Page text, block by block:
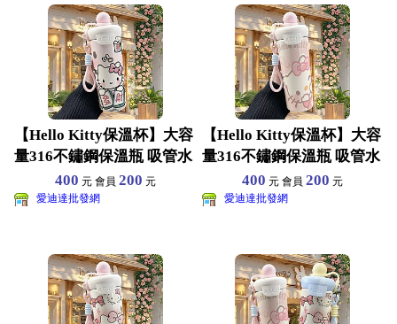
【Hello Kitty保溫杯】大容
量316不鏽鋼保溫瓶 吸管水
400 元 會員 200 元
愛迪達批發網
【Hello Kitty保溫杯】大容
量316不鏽鋼保溫瓶 吸管水
400 元 會員200 元
愛迪達批發網